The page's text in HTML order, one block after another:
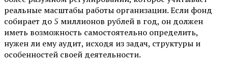
реальные масштабы работы организации. Если фонд
собирает до 5 миллионов рублей в год, он должен
иметь возможность самостоятельно определить,
нужен ли ему аудит, исходя из задач, структуры и
особенностей своей деятельности.